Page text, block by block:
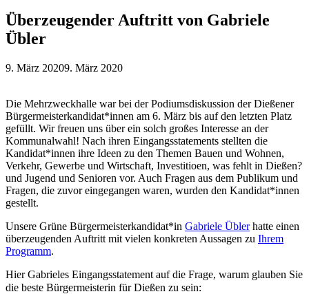
Überzeugender Auftritt von Gabriele
Übler
9. März 20209. März 2020
Die Mehrzweckhalle war bei der Podiumsdiskussion der Dießener
Bürgermeisterkandidat*innen am 6. März bis auf den letzten Platz
gefüllt. Wir freuen uns über ein solch großes Interesse an der
Kommunalwahl! Nach ihren Eingangsstatements stellten die
Kandidat*innen ihre Ideen zu den Themen Bauen und Wohnen,
Verkehr, Gewerbe und Wirtschaft, Investitioen, was fehlt in Dießen?
und Jugend und Senioren vor. Auch Fragen aus dem Publikum und
Fragen, die zuvor eingegangen waren, wurden den Kandidat*innen
gestellt.
Unsere Grüne Bürgermeisterkandidat*in Gabriele Üblerhatte einen
überzeugenden Auftritt mit vielen konkreten Aussagen zu Ihrem
Programm.
Hier Gabrieles Eingangsstatement auf die Frage, warum glauben Sie
die beste Bürgermeisterin für Dießen zu sein: ⠀